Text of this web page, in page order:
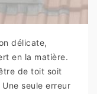
délicate,
en la matière.
de toit soit
seule erreur